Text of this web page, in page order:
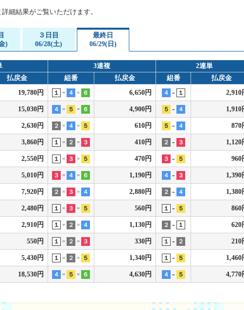
徳島支部選手一覧
徳島支部選手優勝履歴
細結果がご覧いただけます。
)
３日目
06/28(土)
最終日
06/29(日)
3連複 2連単
払戻金 組番 払戻金 組番 払戻金
19,780円 １ = ４ = ６ 6,650円 ４ - １ 2,910
15,030円 ４ = ５ = ６ 4,900円 ５ - ４ 1,910
2,630円 ２ = ４ = ５ 610円 ５ - ４ 870
3,860円 １ = ２ = ３ 410円 ２ - ３ 1,120
2,550円 １ = ３ = ５ 470円 ３ - ５ 960
5,010円 ３ = ４ = ６ 1,190円 ４ - ３ 1,390
7,920円 ２ = ３ = ４ 2,880円 ２ - ４ 1,380
2,480円 １ = ３ = ５ 560円 １ - ５ 860
2,910円 １ = ２ = ４ 1,130円 ２ - １ 620
550円 １ = ２ = ３ 330円 １ - ２ 210
5,430円 １ = ２ = ５ 1,340円 １ - ５ 1,460
18,530円 ４ = ５ = ６ 4,630円 ４ - ５ 4,770